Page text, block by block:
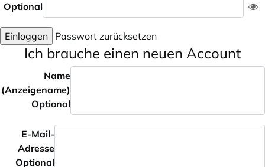
Optional
Einloggen Passwort zurücksetzen
Ich brauche einen neuen Account
Name
(Anzeigename)
Optional
E-Mail-
Adresse
Optional